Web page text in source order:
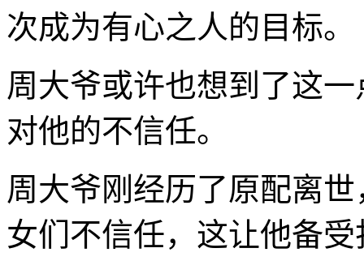
次成为有心之人的目标。
周大爷或许也想到了这
对他的不信任。
周大爷刚经历了原配离
女们不信任，这让他备